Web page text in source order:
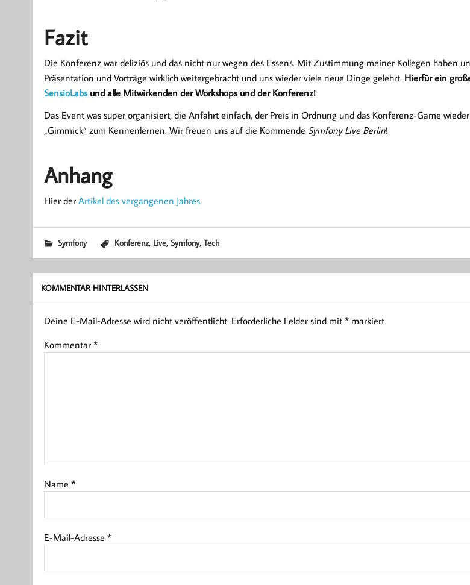
Fazit
Die Konferenz war deliziös und das nicht nur wegen des Essens. Mit Zustimmung meiner Kollegen haben
Präsentation und Vorträge wirklich weitergebracht und uns wieder viele neue Dinge gelehrt. Hierfür ein
SensioLabsund alle Mitwirkenden der Workshops und der Konferenz!
Das Event was super organisiert, die Anfahrt einfach, der Preis in Ordnung und das Konferenz-Game
„Gimmick“ zum Kennenlernen. Wir freuen uns auf die Kommende Symfony Live Berlin!
Anhang
Hier der Artikel des vergangenen Jahres.
Symfony Konferenz, Live, Symfony, Tech
KOMMENTAR HINTERLASSEN
Deine E-Mail-Adresse wird nicht veröffentlicht. Erforderliche Felder sind mit *markiert
Kommentar *
Name *
E-Mail-Adresse *